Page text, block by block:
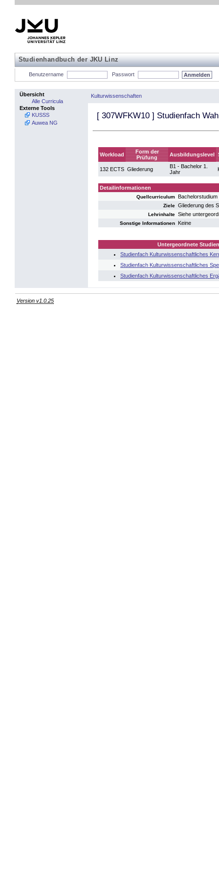
Studienhandbuch der JKU Linz
Benutzername Passwort
Übersicht
Alle Curricula
Externe Tools
KUSSS
Auwea NG
Kulturwissenschaften
[ 307WFKW10 ] Studienfach
Workload
Form der
Prüfung
Ausbildungslevel
132 ECTS Gliederung
B1 - Bachelor 1.
Jahr
Detailinformationen
Quellcurriculum
Ziele Gliederung des
Lehrinhalte Siehe
Sonstige Informationen Keine
Untergeordnete
Studienfach Kulturwissenschaftliches
Studienfach Kulturwissenschaftliches
Studienfach Kulturwissenschaftliches
Version v1.0.25